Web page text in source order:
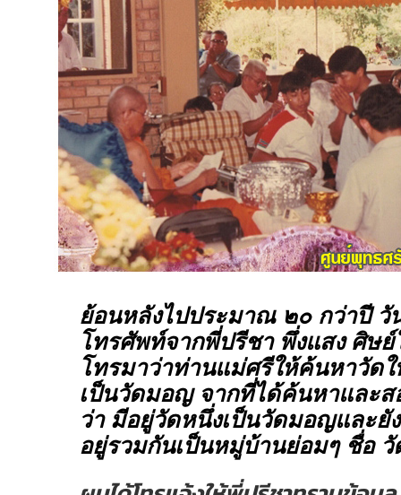
ย้อนหลังไปประมาณ ๒๐ กว่าปี วั
โทรศัพท์จากพี่ปรีชา พึ่งแสง ศิษ
โทรมาว่าท่านแม่ศรีให้ค้นหาวัด
เป็นวัดมอญ จากที่ได้ค้นหาและส
ว่า มีอยู่วัดหนึ่งเป็นวัดมอญและ
อยู่รวมกันเป็นหมู่บ้านย่อมๆ ชื่อ วั